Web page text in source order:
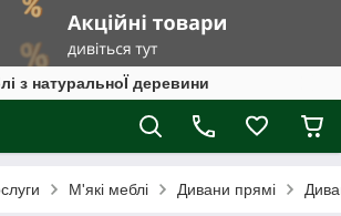
з натуральноЇ деревини
М'які меблі Дивани прямі